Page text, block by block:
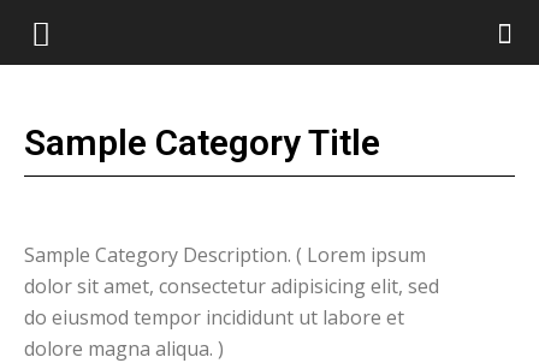
Sample Category Title
Sample Category Description. ( Lorem ipsum
dolor sit amet, consectetur adipisicing elit, sed
do eiusmod tempor incididunt ut labore et
dolore magna aliqua. )